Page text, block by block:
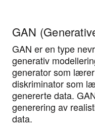
GAN
GAN er en type
generativ
generator som
diskriminator som
genererte data.
generering av
data.